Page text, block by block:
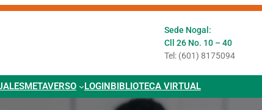
Sede Nogal:
Cll 26 No. 10 – 40
Tel: (601) 8175094
METAVERSO LOGIN BIBLIOTECA VIRTUAL